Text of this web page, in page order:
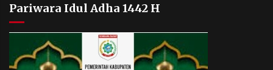
Pariwara Idul Adha 1442 H